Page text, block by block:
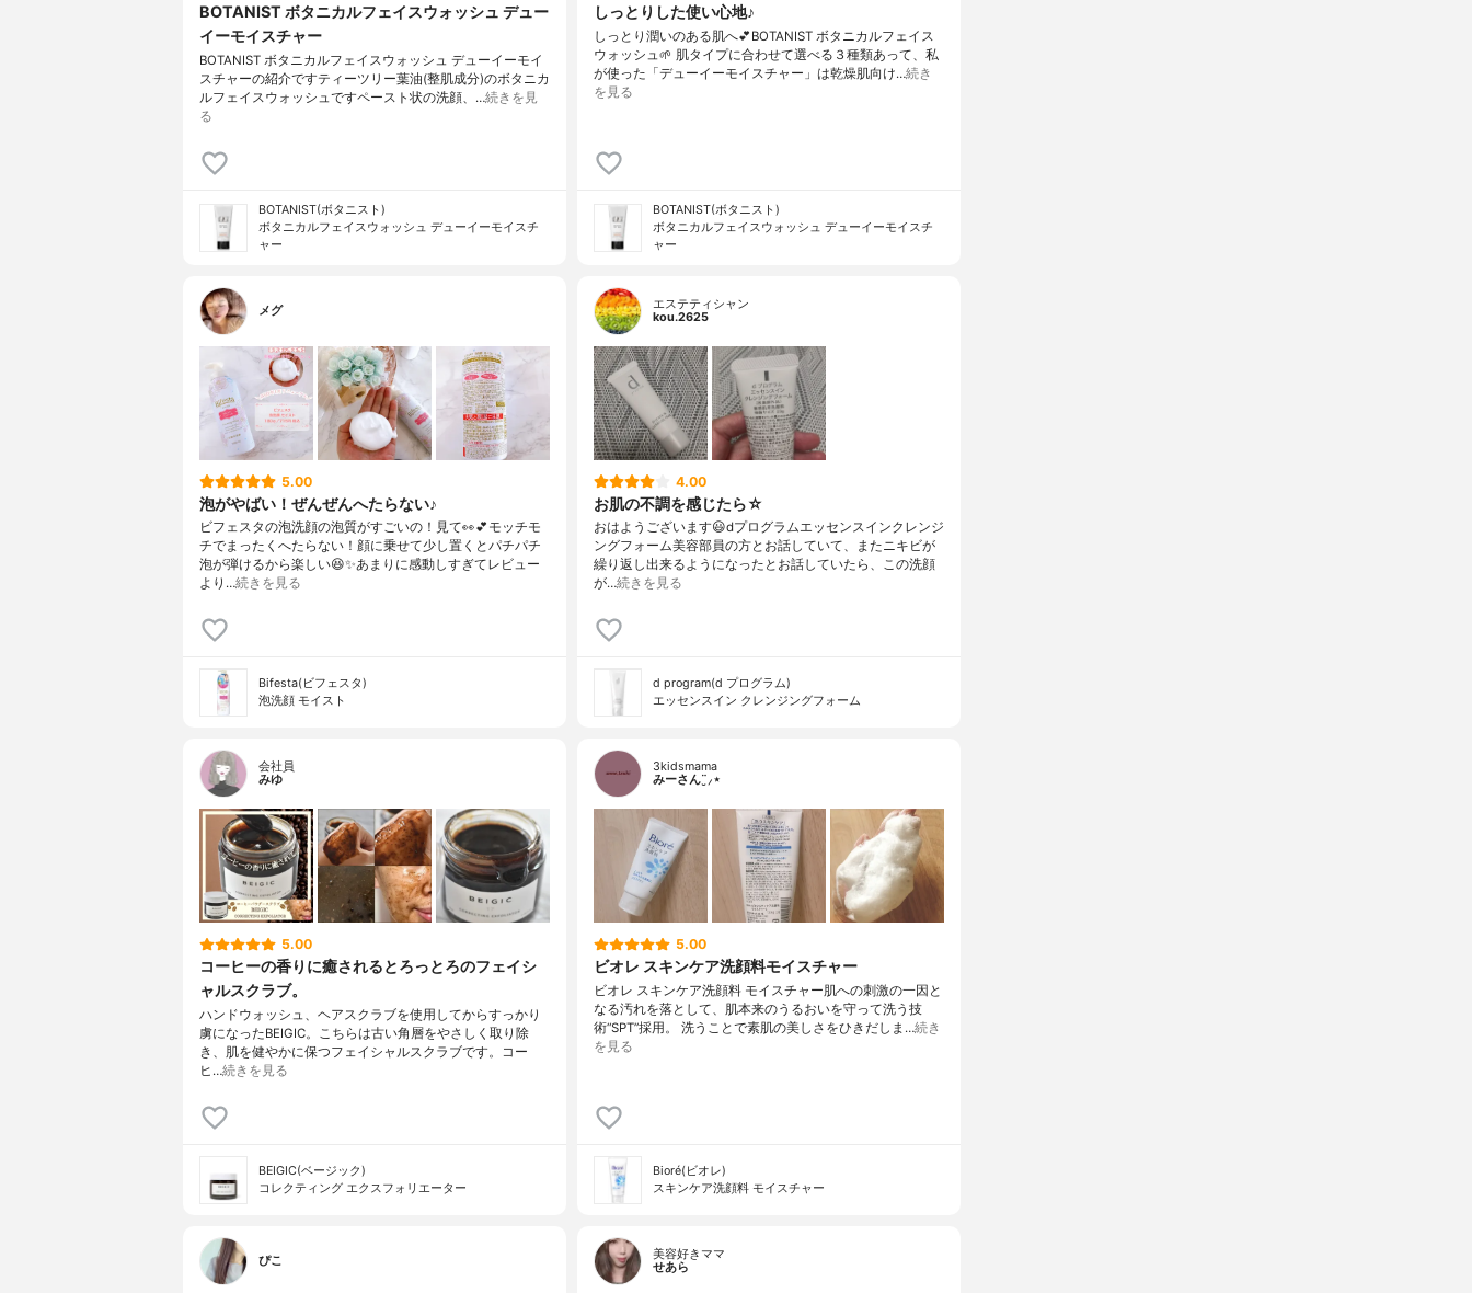
BOTANIST ボタニカルフェイスウォッシュ デュー
イーモイスチャー
BOTANIST ボタニカルフェイスウォッシュ デューイーモイ
スチャーの紹介ですティーツリー葉油(整肌成分)のボタニカ
ルフェイスウォッシュですペースト状の洗顔、…続きを見
る
BOTANIST(ボタニスト)
ボタニカルフェイスウォッシュ デューイーモイスチ
ャー
しっとりした使い心地♪
しっとり潤いのある肌へ💕BOTANIST ボタニカルフェイス
ウォッシュ🌱 肌タイプに合わせて選べる３種類あって、私
が使った「デューイーモイスチャー」は乾燥肌向け…続き
を見る
BOTANIST(ボタニスト)
ボタニカルフェイスウォッシュ デューイーモイスチ
ャー
メグ
5.00
泡がやばい！ぜんぜんへたらない♪
ビフェスタの泡洗顔の泡質がすごいの！見て👀💕モッチモ
チでまったくへたらない！顔に乗せて少し置くとパチパチ
泡が弾けるから楽しい😆✨あまりに感動しすぎてレビュー
より…続きを見る
Bifesta(ビフェスタ)
泡洗顔 モイスト
エステティシャン
kou.2625
4.00
お肌の不調を感じたら☆
おはようございます😃dプログラムエッセンスインクレンジ
ングフォーム美容部員の方とお話していて、またニキビが
繰り返し出来るようになったとお話していたら、この洗顔
が…続きを見る
d program(d プログラム)
エッセンスイン クレンジングフォーム
会社員
みゆ
5.00
コーヒーの香りに癒されるとろっとろのフェイシ
ャルスクラブ。
ハンドウォッシュ、ヘアスクラブを使用してからすっかり
虜になったBEIGIC。こちらは古い角層をやさしく取り除
き、肌を健やかに保つフェイシャルスクラブです。コー
ヒ…続きを見る
BEIGIC(ベージック)
コレクティング エクスフォリエーター
3kidsmama
みーさん¨̮⸝⋆
5.00
ビオレ スキンケア洗顔料モイスチャー
ビオレ スキンケア洗顔料 モイスチャー肌への刺激の一因と
なる汚れを落として、肌本来のうるおいを守って洗う技
術“SPT”採用。 洗うことで素肌の美しさをひきだしま…続き
を見る
Bioré(ビオレ)
スキンケア洗顔料 モイスチャー
ぴこ
美容好きママ
せあら